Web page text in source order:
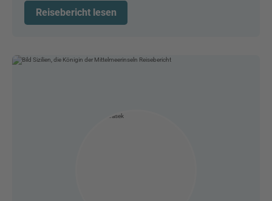
Reisebericht lesen